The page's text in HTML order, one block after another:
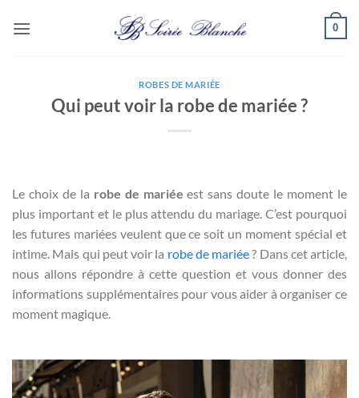
0
ROBES DE MARIÉE
Qui peut voir la robe de mariée ?
Le choix de la robe de mariée est sans doute le moment le
plus important et le plus attendu du mariage. C’est pourquoi
les futures mariées veulent que ce soit un moment spécial et
intime. Mais qui peut voir la robe de mariée? Dans cet article,
nous allons répondre à cette question et vous donner des
informations supplémentaires pour vous aider à organiser ce
moment magique.